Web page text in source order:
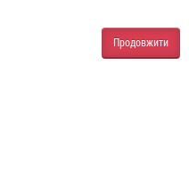
Продовжити